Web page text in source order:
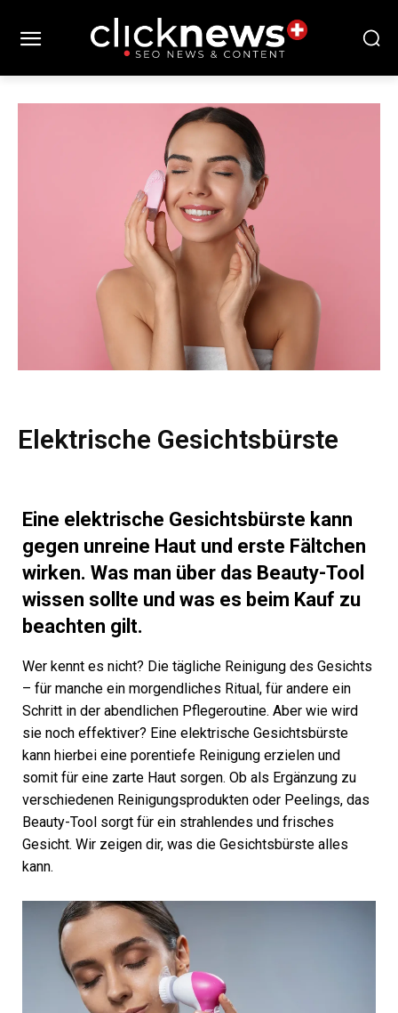
Elektrische Gesichtsbürste
Eine elektrische Gesichtsbürste kann
gegen unreine Haut und erste Fältchen
wirken. Was man über das Beauty-Tool
wissen sollte und was es beim Kauf zu
beachten gilt.
Wer kennt es nicht? Die tägliche Reinigung des Gesichts
– für manche ein morgendliches Ritual, für andere ein
Schritt in der abendlichen Pflegeroutine. Aber wie wird
sie noch effektiver? Eine elektrische Gesichtsbürste
kann hierbei eine porentiefe Reinigung erzielen und
somit für eine zarte Haut sorgen. Ob als Ergänzung zu
verschiedenen Reinigungsprodukten oder Peelings, das
Beauty-Tool sorgt für ein strahlendes und frisches
Gesicht. Wir zeigen dir, was die Gesichtsbürste alles
kann.